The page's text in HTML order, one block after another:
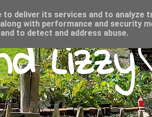
deliver its services and to analyze
with performance and security
to detect and address abuse.